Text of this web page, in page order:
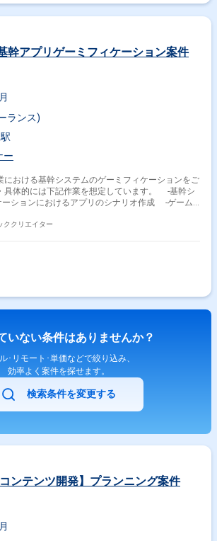
幹アプリゲーミフィケーション案件
ランス)
ー
における基幹システムのゲーミフィケーションをご
具体的には下記作業を想定しています。 -基幹シ
ーションにおけるアプリのシナリオ作成 -ゲーム
インメント要素策定
ククリエイター
いない条件はありませんか？
･リモート･単価などで絞り込み、
効率よく案件を探せます。
検索条件を変更する
コンテンツ開発】プランニング案件